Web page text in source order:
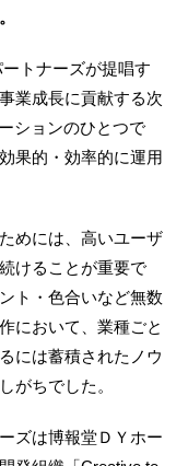
トナーズが提唱す
業成長に貢献する次
ションのひとつで
果的・効率的に運用
めには、高いユーザ
けることが重要で
ト・色合いなど無数
において、業種ごと
には蓄積されたノウ
がちでした。
ズは博報堂ＤＹホー